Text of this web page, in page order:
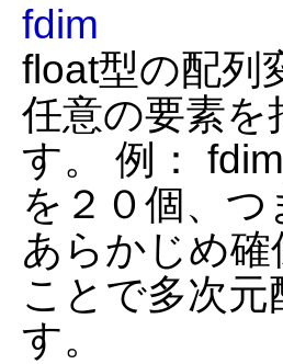
fdim
float型の配列
任意の要素を
す。 例：
を２０個、
あらかじめ
ことで多次
す。